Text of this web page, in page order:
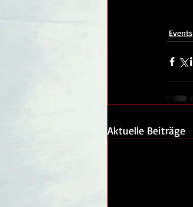
Events
Aktuelle Beiträge